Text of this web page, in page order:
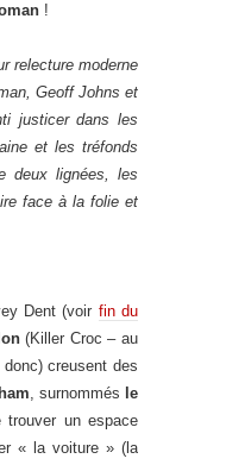
!
relecture moderne
Geoff Johns et
justicer dans les
et les tréfonds
deux lignées, les
face à la folie et
Dent (voir fin du
(Killer Croc – au
creusent des
, surnommés le
trouver un espace
« la voiture » (la